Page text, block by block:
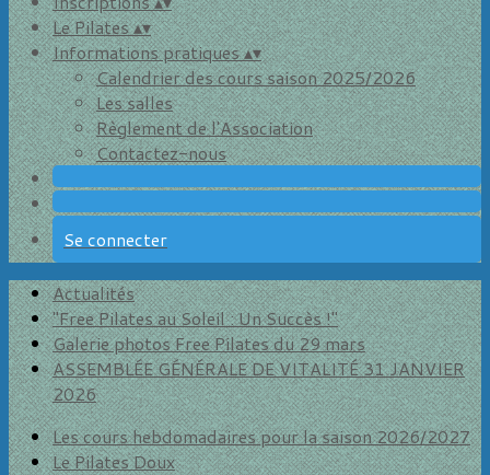
Le Pilates▴▾
Informations pratiques▴▾
Calendrier des cours saison 2025/2026
Les salles
Règlement de l'Association
Contactez-nous
Se connecter
Actualités
"Free Pilates au Soleil : Un Succès !"
Galerie photos Free Pilates du 29 mars
ASSEMBLÉE GÉNÉRALE DE VITALITÉ 31 JANVIER
2026
Les cours hebdomadaires pour la saison 2026/2027
Le Pilates Doux